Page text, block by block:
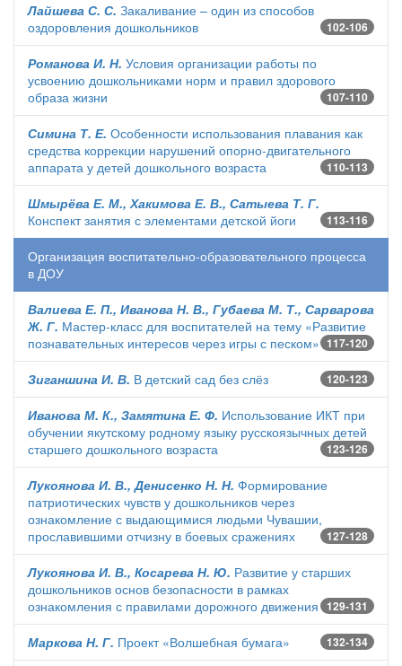
Лайшева С. С. Закаливание – один из способов
оздоровления дошкольников
102-106
Романова И. Н. Условия организации работы по
усвоению дошкольниками норм и правил здорового
образа жизни
107-110
Симина Т. Е. Особенности использования плавания как
средства коррекции нарушений опорно-двигательного
аппарата у детей дошкольного возраста
110-113
Шмырёва Е. М., Хакимова Е. В., Сатыева Т. Г.
Конспект занятия с элементами детской йоги
113-116
Организация воспитательно-образовательного процесса
в ДОУ
Валиева Е. П., Иванова Н. В., Губаева М. Т., Сарварова
Ж. Г. Мастер-класс для воспитателей на тему «Развитие
познавательных интересов через игры с песком» 117-120
Зиганшина И. В. В детский сад без слёз 120-123
Иванова М. К., Замятина Е. Ф. Использование ИКТ при
обучении якутскому родному языку русскоязычных детей
старшего дошкольного возраста
123-126
Лукоянова И. В., Денисенко Н. Н. Формирование
патриотических чувств у дошкольников через
ознакомление с выдающимися людьми Чувашии,
прославившими отчизну в боевых сражениях
127-128
Лукоянова И. В., Косарева Н. Ю. Развитие у старших
дошкольников основ безопасности в рамках
ознакомления с правилами дорожного движения 129-131
Маркова Н. Г. Проект «Волшебная бумага» 132-134